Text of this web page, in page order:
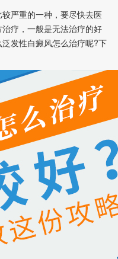
严重的一种，要尽快去医
疗，一般是无法治疗的好
发性白癜风怎么治疗呢?下